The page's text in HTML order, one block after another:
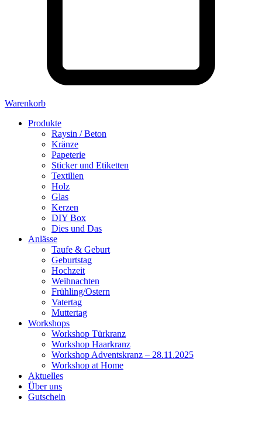
Warenkorb
Produkte
Raysin / Beton
Kränze
Papeterie
Sticker und Etiketten
Textilien
Holz
Glas
Kerzen
DIY Box
Dies und Das
Anlässe
Taufe & Geburt
Geburtstag
Hochzeit
Weihnachten
Frühling/Ostern
Vatertag
Muttertag
Workshops
Workshop Türkranz
Workshop Haarkranz
Workshop Adventskranz – 28.11.2025
Workshop at Home
Aktuelles
Über uns
Gutschein